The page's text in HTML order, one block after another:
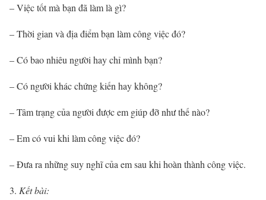
– Việc tốt mà bạn đã làm là gì?
– Thời gian và địa điểm bạn làm công việc đó?
– Có bao nhiêu người hay chỉ mình bạn?
– Có người khác chứng kiến hay không?
– Tâm trạng của người được em giúp đỡ như thế nào?
– Em có vui khi làm công việc đó?
– Đưa ra những suy nghĩ của em sau khi hoàn thành công việc.
Kết bài: